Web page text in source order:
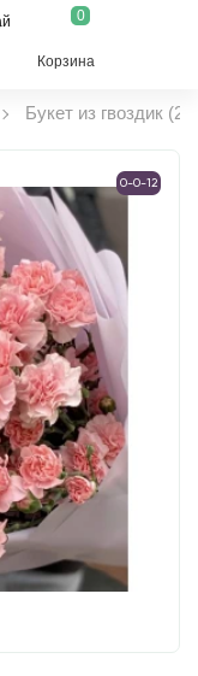
0
Корзина
Букет из гвоздик
0-0-12